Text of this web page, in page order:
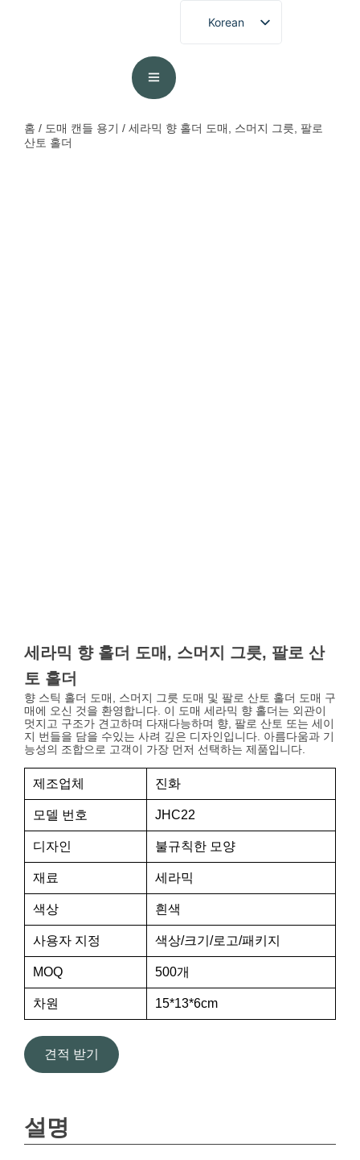
Korean
English
Spanish
홈 / 도매 캔들 용기 / 세라믹 향 홀더 도매, 스머지 그릇, 팔로
산토 홀더
세라믹 향 홀더 도매, 스머지 그릇, 팔로 산
토 홀더
향 스틱 홀더 도매, 스머지 그릇 도매 및 팔로 산토 홀더 도매 구
매에 오신 것을 환영합니다. 이 도매 세라믹 향 홀더는 외관이
멋지고 구조가 견고하며 다재다능하며 향, 팔로 산토 또는 세이
지 번들을 담을 수있는 사려 깊은 디자인입니다. 아름다움과 기
능성의 조합으로 고객이 가장 먼저 선택하는 제품입니다.
제조업체 진화
모델 번호 JHC22
디자인 불규칙한 모양
재료 세라믹
색상 흰색
사용자 지정 색상/크기/로고/패키지
MOQ 500개
차원 15*13*6cm
견적 받기
설명